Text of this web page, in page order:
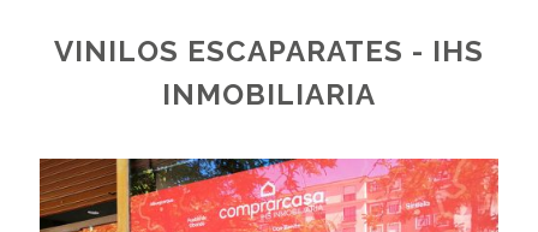
VINILOS ESCAPARATES - IHS
INMOBILIARIA